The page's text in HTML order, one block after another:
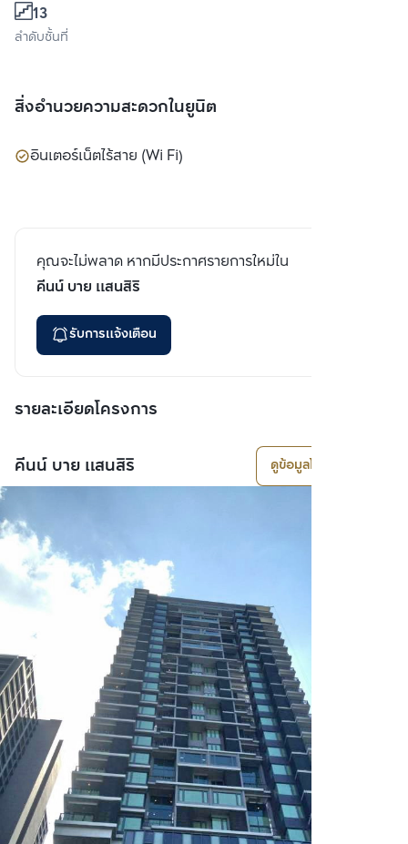
13
ลำดับชั้นที่
สิ่งอำนวยความสะดวกในยูนิต
อินเตอร์เน็ตไร้สาย (Wi Fi)
คุณจะไม่พลาด หากมีประกาศรายการใหม่ใน
คีนน์ บาย แสนสิริ
รับการแจ้งเตือน
รายละเอียดโครงการ
คีนน์ บาย แสนสิริ ดูข้อมูลโครงการ